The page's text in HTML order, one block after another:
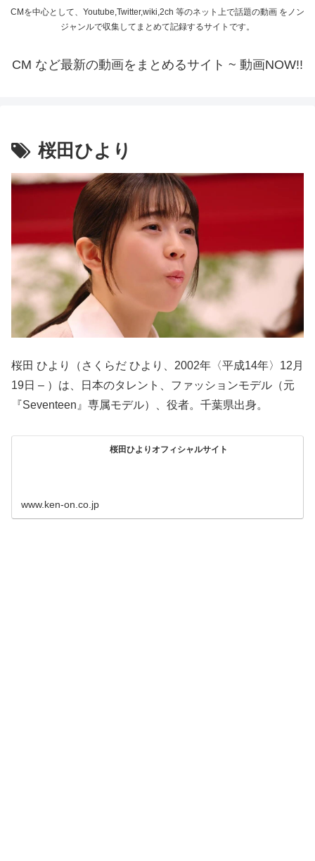
CMを中心として、Youtube,Twitter,wiki,2ch 等のネット上で話題の動画 をノン
ジャンルで収集してまとめて記録するサイトです。
CM など最新の動画をまとめるサイト ~ 動画NOW!!
桜田ひより
桜田 ひより（さくらだ ひより、2002年〈平成14年〉12月
19日 – ）は、日本のタレント、ファッションモデル（元
『Seventeen』専属モデル）、役者。千葉県出身。
桜田ひよりオフィシャルサイト
www.ken-on.co.jp